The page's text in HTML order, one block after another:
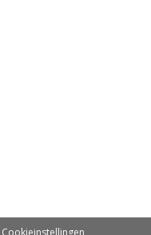
Cookieinstellingen